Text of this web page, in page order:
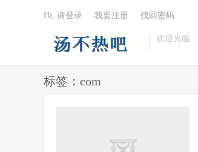
欢迎光临
Hi, 请登录 我要注册 找回密码
标签：com